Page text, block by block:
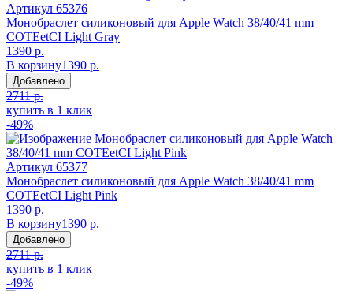
Артикул 65376
Монобраслет силиконовый для Apple Watch 38/40/41 mm
COTEetCI Light Gray
1390 р.
В корзину1390 р.
Добавлено
2711 р.
купить в 1 клик
-49%
Артикул 65377
Монобраслет силиконовый для Apple Watch 38/40/41 mm
COTEetCI Light Pink
1390 р.
В корзину1390 р.
Добавлено
2711 р.
купить в 1 клик
-49%